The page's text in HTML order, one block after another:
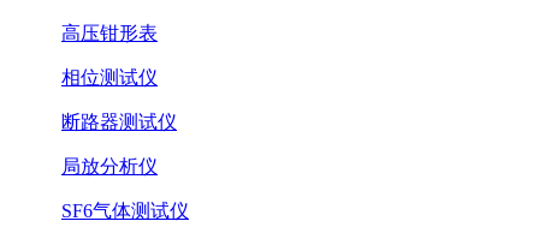
高压钳形表
相位测试仪
断路器测试仪
局放分析仪
SF6气体测试仪